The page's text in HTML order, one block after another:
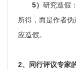
5） 研究造假
所得，而是作者
应造假。
2、同行评议专家